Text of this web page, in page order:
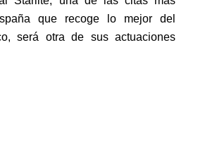
que recoge lo mejor del
será otra de sus actuaciones